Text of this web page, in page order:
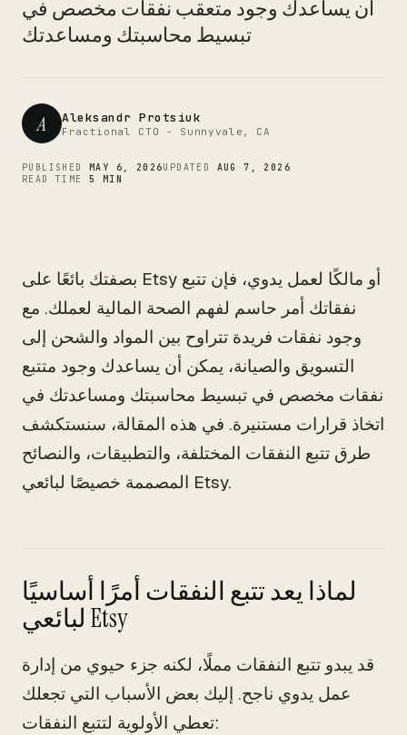
أن يساعدك وجود متعقب نفقات مخصص في
تبسيط محاسبتك ومساعدتك
A Aleksandr Protsiuk
Fractional CTO - Sunnyvale, CA
PUBLISHED MAY 6, 2026UPDATED AUG 7, 2026
READ TIME 5 MIN
بصفتك بائعًا على Etsy أو مالكًا لعمل يدوي، فإن تتبع
نفقاتك أمر حاسم لفهم الصحة المالية لعملك. مع
وجود نفقات فريدة تتراوح بين المواد والشحن إلى
التسويق والصيانة، يمكن أن يساعدك وجود متتبع
نفقات مخصص في تبسيط محاسبتك ومساعدتك في
اتخاذ قرارات مستنيرة. في هذه المقالة، سنستكشف
طرق تتبع النفقات المختلفة، والتطبيقات، والنصائح
المصممة خصيصًا لبائعي Etsy.
لماذا يعد تتبع النفقات أمرًا أساسيًا
لبائعي Etsy
قد يبدو تتبع النفقات مملًا، لكنه جزء حيوي من إدارة
عمل يدوي ناجح. إليك بعض الأسباب التي تجعلك
تعطي الأولوية لتتبع النفقات: